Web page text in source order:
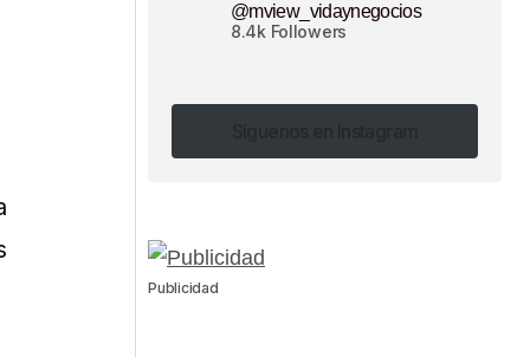
@mview_vidaynegocios
8.4k Followers
Síguenos en Instagram
Síguenos en Instagram
Publicidad